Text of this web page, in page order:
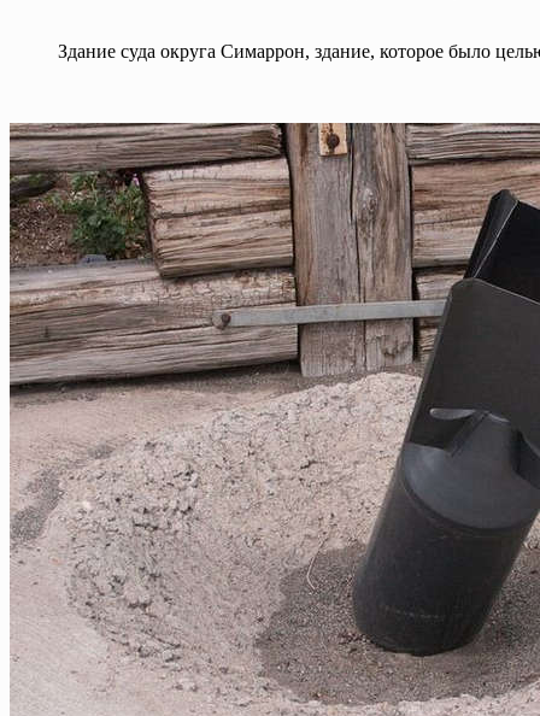
Здание суда округа Симаррон, здание, которое было